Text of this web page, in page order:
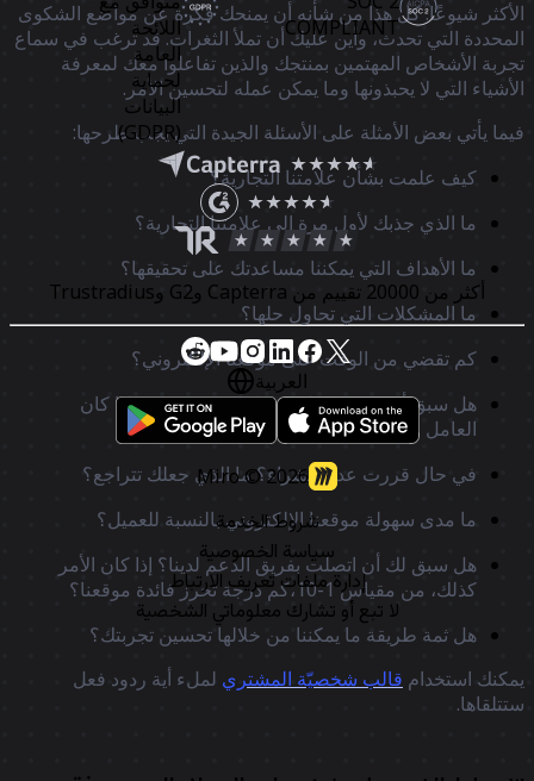
شيوعًا. كل هذا من شأنه أن يمنحك فكرة عن مواضع الشكوى
التي تحدث، وأين عليك أن تملأ الثغرات. قد ترغب في سماع
الأشخاص المهتمين بمنتجك والذين تفاعلوا معك لمعرفة
التي لا يحبذونها وما يمكن عمله لتحسين الأمر.
يأتي بعض الأمثلة على الأسئلة الجيدة التي يجب طرحها:
كيف علمت بشأن علامتنا التجارية؟
ما الذي جذبك لأول مرة إلى علامتنا التجارية؟
ما الأهداف التي يمكننا مساعدتك على تحقيقها؟
ما المشكلات التي تحاول حلها؟
كم تقضي من الوقت على موقعنا الإلكتروني؟
هل سبق أن قمت بعملية شراء من موقعنا؟ ماذا كان
العامل الحاسم؟
في حال قررت عدم الشراء؟ ما الذي جعلك تتراجع؟
ما مدى سهولة موقعنا الإلكتروني بالنسبة للعميل؟
هل سبق لك أن اتصلت بفريق الدعم لدينا؟ إذا كان الأمر
كذلك، من مقياس 1-10،كم درجة تحرز فائدة موقعنا؟
هل ثمة طريقة ما يمكننا من خلالها تحسين تجربتك؟
استخدامقالب شخصيّة المشتري لملء أية ردود فعل
COMPLIANT
اللائحة
العامة
لحماية
البيانات
(GDPR)
أكثر من 20000 تقييم من Capterra وG2 وTrustradius
العربية
Miro ©2026
شروط الخدمة
سياسة الخصوصية
إدارة ملفات تعريف الارتباط
لا تبع أو تشارك معلوماتي الشخصية